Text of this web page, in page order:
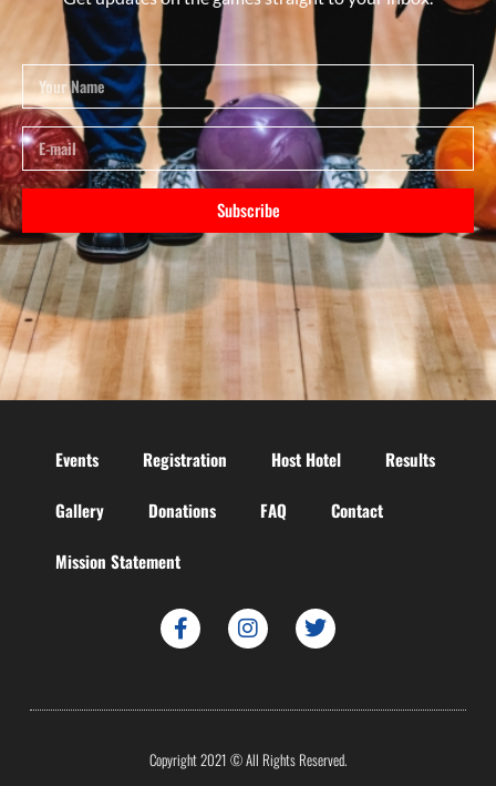
Subscribe
Events Registration Host Hotel Results
Gallery Donations FAQ Contact
Mission Statement
Copyright 2021 © All Rights Reserved.